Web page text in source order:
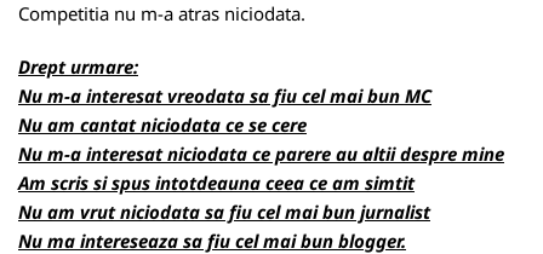
Competitia nu m-a atras niciodata.
Drept urmare:
Nu m-a interesat vreodata sa fiu cel mai bun MC
Nu am cantat niciodata ce se cere
Nu m-a interesat niciodata ce parere au altii despre mine
Am scris si spus intotdeauna ceea ce am simtit
Nu am vrut niciodata sa fiu cel mai bun jurnalist
Nu ma intereseaza sa fiu cel mai bun blogger.